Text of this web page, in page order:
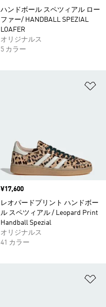
ハンドボール スペツィアル ロー
ファー/ HANDBALL SPEZIAL
LOAFER
オリジナルス
5 カラー
価格
¥17,600
レオパードプリント ハンドボー
ル スペツィアル / Leopard Print
Handball Spezial
オリジナルス
41 カラー